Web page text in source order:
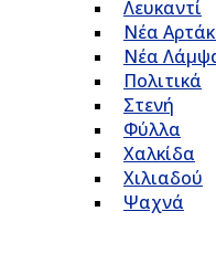
Λευκαντί
Νέα
Νέα
Πολιτικά
Στενή
Φύλλα
Χαλκίδα
Χιλιαδού
Ψαχνά